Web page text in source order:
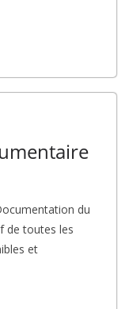
du
de toutes les
et